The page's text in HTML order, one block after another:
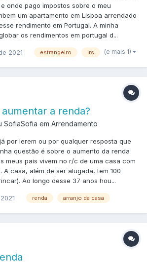
onde pago impostos sobre o meu
um apartamento em Lisboa arrendado
rendimento em Portugal. A minha
os rendimentos em portugal d...
2021 estrangeiro irs (e mais 1)
a renda?
SofiaSofia em Arrendamento
por lerem ou por qualquer resposta que
questão é sobre o aumento da renda
meus pais vivem no r/c de uma casa com
A casa, além de ser alugada, tem 100
Ao longo desse 37 anos hou...
renda arranjo da casa